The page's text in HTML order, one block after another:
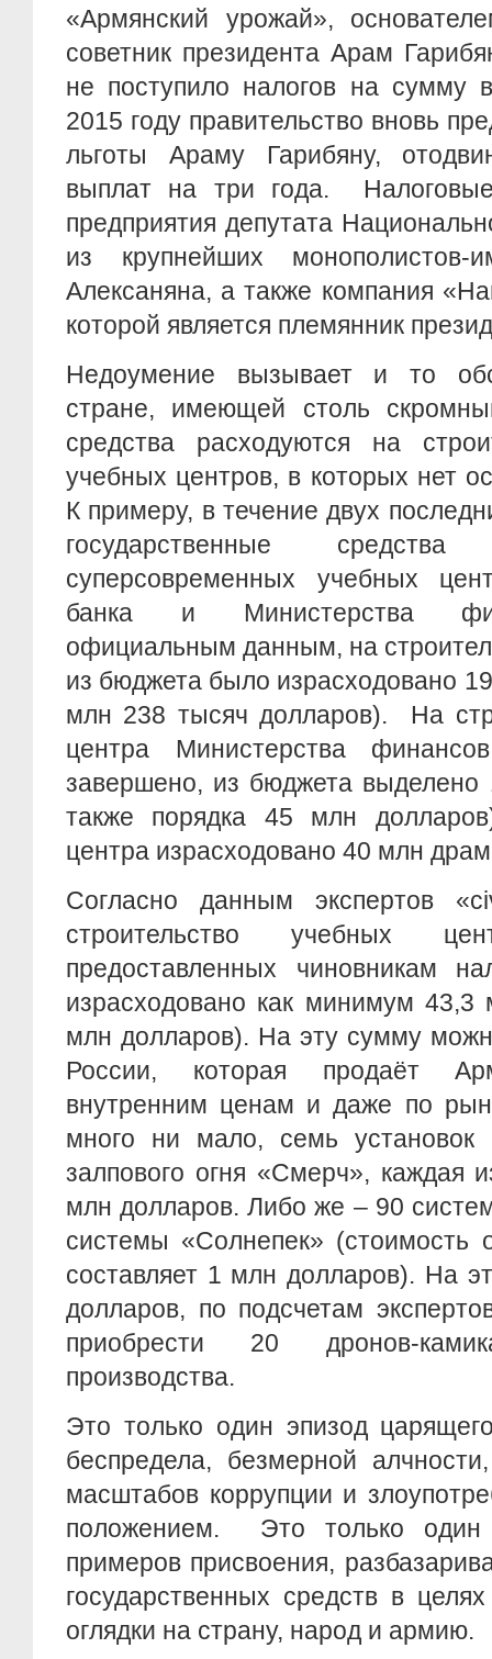
«Армянский урожай»,
советник президента Арам
не поступило налогов на
2015 году правительство вновь
льготы Араму Гарибяну,
выплат на три года.
предприятия депутата
из крупнейших монополистов-
Алексаняна, а также компания
которой является племянник
Недоумение вызывает и то
стране, имеющей столь
средства расходуются на
учебных центров, в которых нет
К примеру, в течение двух
государственные
суперсовременных учебных
банка и Министерства
официальным данным, на
из бюджета было израсходовано
млн 238 тысяч долларов). На
центра Министерства
завершено, из бюджета
также порядка 45 млн
центра израсходовано 40 млн
Согласно данным экспертов
строительство учебных
предоставленных чиновникам
израсходовано как минимум
млн долларов). На эту сумму
России, которая продаёт
внутренним ценам и даже по
много ни мало, семь установок
залпового огня «Смерч», каждая
млн долларов. Либо же – 90
системы «Солнепек» (стоимость
составляет 1 млн долларов). На
долларов, по подсчетам
приобрести 20 дронов-
производства.
Это только один эпизод
беспредела, безмерной
масштабов коррупции и
положением. Это только один
примеров присвоения,
государственных средств в
оглядки на страну, народ и армию.